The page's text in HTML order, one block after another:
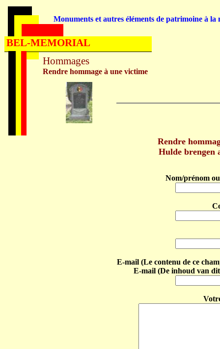
Rendre
Hulde brengen
Nom/prénom
E-mail (Le contenu de ce
E-mail (De inhoud van
Hommages
Rendre hommage à une victime
Monuments et autres éléments de patrimoine à la
BEL-MEMORIAL